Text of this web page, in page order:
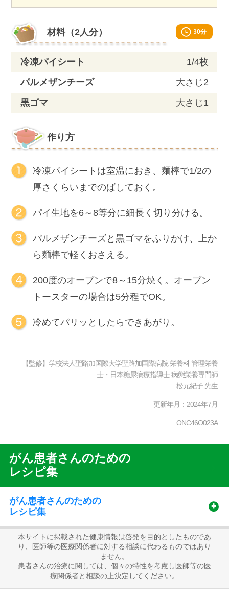
Material
材料（2人分）
30分
冷凍パイシート
1/4枚
パルメザンチーズ
大さじ2
黒ゴマ
大さじ1
作り方
冷凍パイシートは室温におき、麺棒で1/2の
厚さくらいまでのばしておく。
パイ生地を6～8等分に細長く切り分ける。
パルメザンチーズと黒ゴマをふりかけ、上か
ら麺棒で軽くおさえる。
200度のオーブンで8～15分焼く。オーブン
トースターの場合は5分程でOK。
冷めてパリッとしたらできあがり。
【監修】学校法人聖路加国際大学聖路加国際病院 栄養科 管理栄養
士・日本糖尿病療指導士 病態栄養専門師
松元紀子 先生
更新年月：2024年7月
ONC46O023A
Recipe
Sub
がん患者さんのための
レシピ集
がん患者さんのための
レシピ集
本サイトに掲載された健康情報は啓発を目的としたものであ
り、医師等の医療関係者に対する相談に代わるものではあり
ません。
患者さんの治療に関しては、個々の特性を考慮し医師等の医
療関係者と相談の上決定してください。